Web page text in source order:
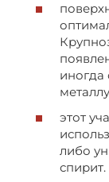
иногда
этот
либо
спирит.